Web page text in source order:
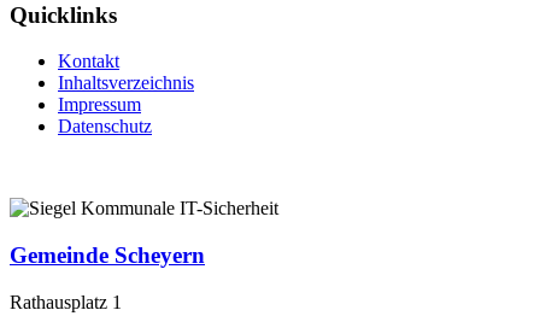
Quicklinks
Kontakt
Inhaltsverzeichnis
Impressum
Datenschutz
Gemeinde Scheyern
Rathausplatz 1